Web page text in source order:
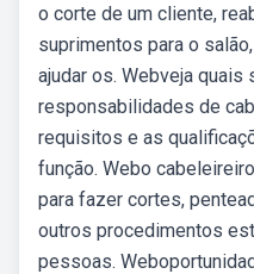
o corte de um cliente,
suprimentos para o
ajudar os. Webveja quais
responsabilidades de
requisitos e as
função. Webo
para fazer cortes,
outros procedimentos
pessoas.